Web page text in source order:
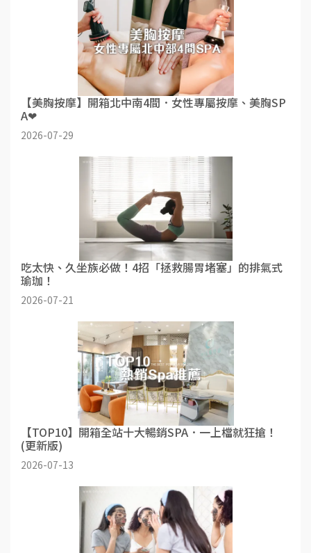
【美胸按摩】開箱北中南4間．女性專屬按摩、美胸SP
A❤
2026-07-29
吃太快、久坐族必做！4招「拯救腸胃堵塞」的排氣式
瑜珈！
2026-07-21
【TOP10】開箱全站十大暢銷SPA．一上檔就狂搶！
(更新版)
2026-07-13